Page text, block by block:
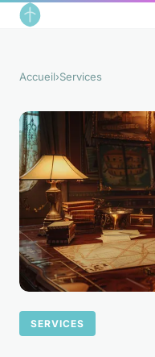
Accueil›Services
SERVICES